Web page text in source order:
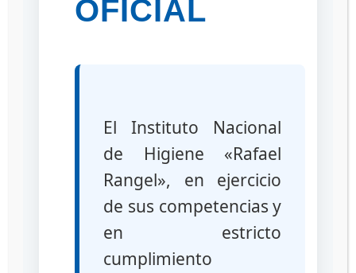
OFICIAL
El Instituto Nacional
de Higiene «Rafael
Rangel», en ejercicio
de sus competencias y
en estricto
cumplimiento